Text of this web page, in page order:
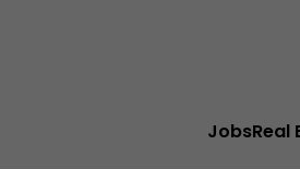
JobsReal